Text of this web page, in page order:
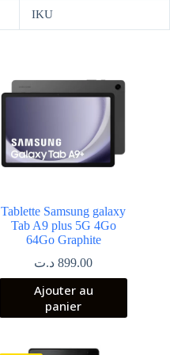
IKU
Tablette Samsung galaxy
Tab A9 plus 5G 4Go
64Go Graphite
899.00 د.ت
Ajouter au
panier